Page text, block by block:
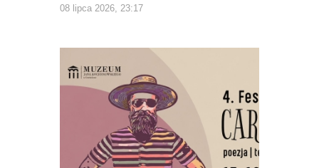
08 lipca 2026, 23:17